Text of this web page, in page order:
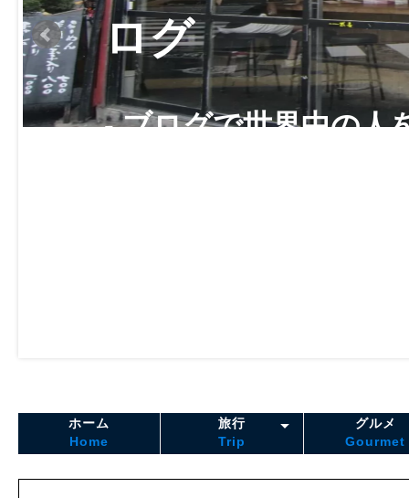
ログ
- ブログで世界中の人
ホーム
Home
旅行
Trip
グルメ
Gourmet